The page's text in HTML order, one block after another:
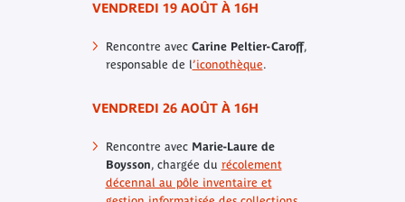
VENDREDI 19 AOÛT À 16H
Rencontre avec Carine Peltier-Caroff,
responsable de l’iconothèque.
VENDREDI 26 AOÛT À 16H
Rencontre avecMarie-Laure de
Boysson, chargée du récolement
décennal au pôle inventaire et